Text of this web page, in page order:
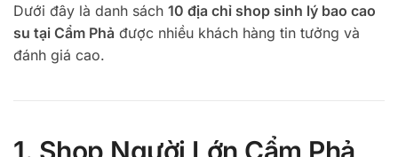
Dưới đây là danh sách 10 địa chỉ shop sinh lý bao cao
su tại Cẩm Phả được nhiều khách hàng tin tưởng và
đánh giá cao.